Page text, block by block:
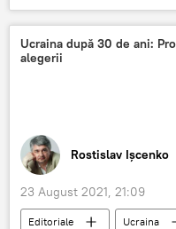
test
coronavirus
Ucraina după 30 de ani:
alegerii
Rostislav Ișcenko
23 August 2021, 21:09
Editoriale Ucraina